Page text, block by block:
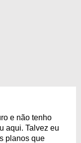
e não tenho
aqui. Talvez eu
planos que